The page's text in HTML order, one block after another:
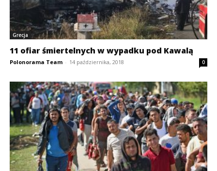
Grecja
11 ofiar śmiertelnych w wypadku pod Kawalą
Polonorama Team - 14 października, 2018 0